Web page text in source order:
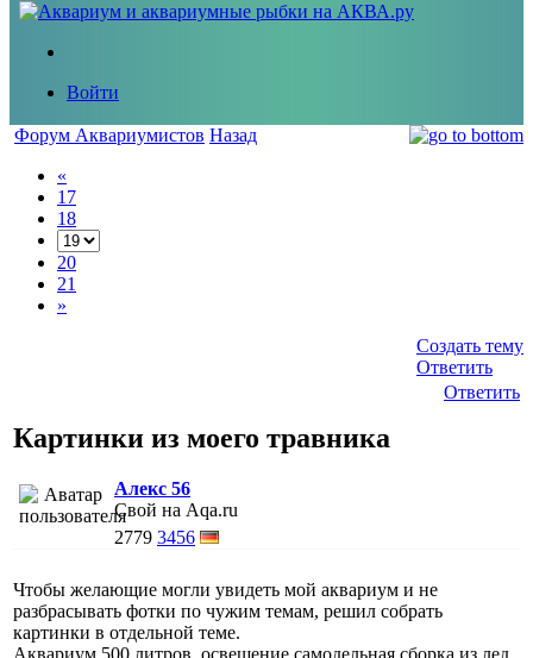
Войти
Форум Аквариумистов Назад
«
17
18
20
21
»
Создать тему
Ответить
Ответить
Картинки из моего травника
Алекс 56
Свой на Aqa.ru
2779 3456
Чтобы желающие могли увидеть мой аквариум и не
разбрасывать фотки по чужим темам, решил собрать
картинки в отдельной теме.
Аквариум 500 литров, освещение самодельная сборка из лед